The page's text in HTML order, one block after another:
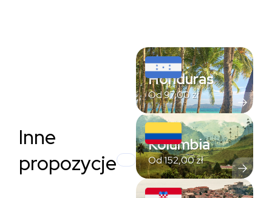
Inne
propozycje
Honduras
Od97,00zł
Kolumbia
Od152,00zł